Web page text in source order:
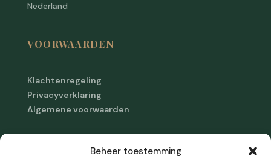
Beheer toestemming
Nederland
VOORWAARDEN
Klachtenregeling
Privacyverklaring
Algemene voorwaarden